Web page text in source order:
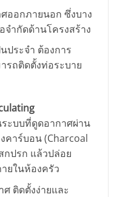
ออกภายนอก ซึ่งบาง
ำกัดด้านโครงสร้าง
ประจำ ต้องการ
รถติดตั้งท่อระบาย
ะบบที่ดูดอากาศผ่าน
คาร์บอน (Charcoal
กปรก แล้วปล่อย
ยในห้องครัว
ติดตั้งง่ายและ